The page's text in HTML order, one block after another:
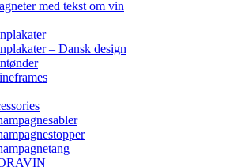
med tekst om vin
– Dansk design